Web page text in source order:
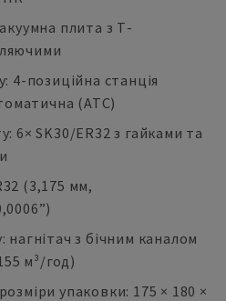
плита з Т-
4-позиційна станція
(ATC)
6× SK30/ER32 з гайками та
(3,175 мм,
нагнітач з бічним каналом
м³/год)
упаковки: 175 × 180 ×